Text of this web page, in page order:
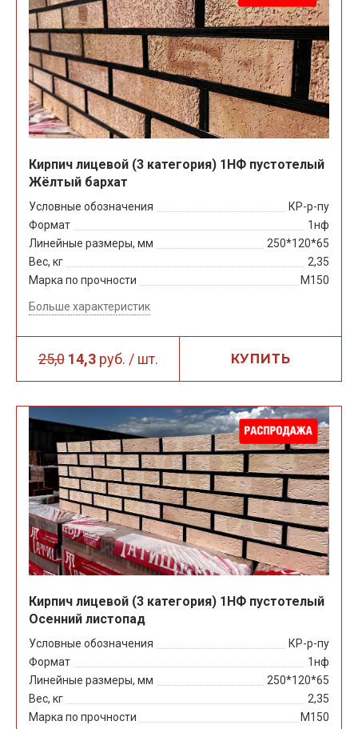
25,0 14,3руб. / шт. КУПИТЬ
Кирпич лицевой (3 категория) 1НФ пустотелый
Жёлтый бархат
Условные обозначения
КР-р-пу
Формат
1нф
Линейные размеры, мм
250*120*65
Вес, кг
2,35
Марка по прочности
М150
Больше характеристик
Кирпич лицевой (3 категория) 1НФ пустотелый
Осенний листопад
Условные обозначения
КР-р-пу
Формат
1нф
Линейные размеры, мм
250*120*65
Вес, кг
2,35
Марка по прочности
М150